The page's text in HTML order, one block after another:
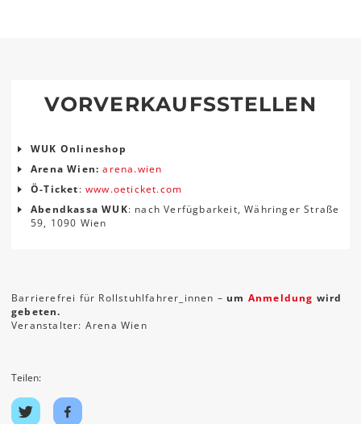
VORVERKAUFSSTELLEN
WUK Onlineshop
Arena Wien:arena.wien
Ö-Ticket:www.oeticket.com
Abendkassa WUK: nach Verfügbarkeit, Währinger Straße
59, 1090 Wien
Barrierefrei für Rollstuhlfahrer_innen – um Anmeldung wird
gebeten.
Veranstalter: Arena Wien
Teilen:
Auf
Auf